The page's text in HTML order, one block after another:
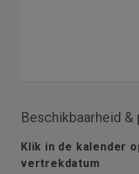
Beschikbaarheid &
Klik in de kalender
vertrekdatum